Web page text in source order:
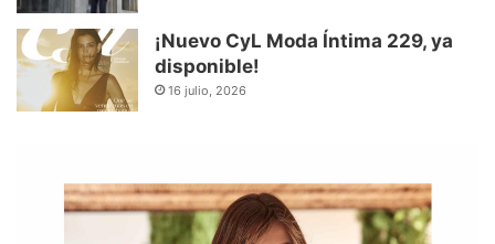
¡Nuevo CyL Moda Íntima 229, ya
disponible!
16 julio, 2026